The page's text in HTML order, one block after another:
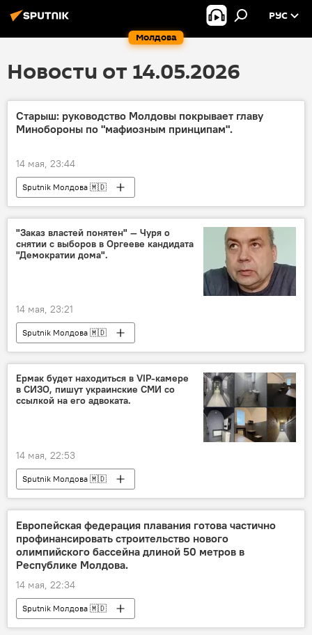
Молдова
РУС
Новости от 14.05.2026
Старыш: руководство Молдовы покрывает главу
Минобороны по "мафиозным принципам".
14 мая, 23:44
Sputnik Молдова 🇲🇩
"Заказ властей понятен" — Чуря о
снятии с выборов в Оргееве кандидата
"Демократии дома".
14 мая, 23:21
Sputnik Молдова 🇲🇩
Ермак будет находиться в VIP-камере
в СИЗО, пишут украинские СМИ со
ссылкой на его адвоката.
14 мая, 22:53
Sputnik Молдова 🇲🇩
Европейская федерация плавания готова частично
профинансировать строительство нового
олимпийского бассейна длиной 50 метров в
Республике Молдова.
14 мая, 22:34
Sputnik Молдова 🇲🇩